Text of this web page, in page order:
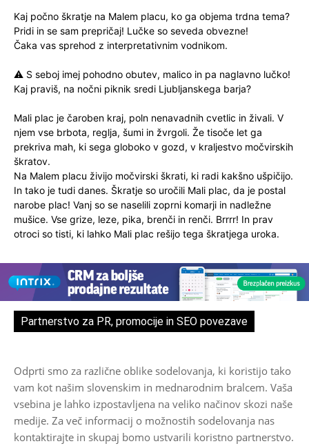
Kaj počno škratje na Malem placu, ko ga objema trdna tema?
Pridi in se sam prepričaj! Lučke so seveda obvezne!
Čaka vas sprehod z interpretativnim vodnikom.
⚠️ S seboj imej pohodno obutev, malico in pa naglavno lučko!
Kaj praviš, na nočni piknik sredi Ljubljanskega barja?
Mali plac je čaroben kraj, poln nenavadnih cvetlic in živali. V
njem vse brbota, reglja, šumi in žvrgoli. Že tisoče let ga
prekriva mah, ki sega globoko v gozd, v kraljestvo močvirskih
škratov.
Na Malem placu živijo močvirski škrati, ki radi kakšno ušpičijo.
In tako je tudi danes. Škratje so uročili Mali plac, da je postal
narobe plac! Vanj so se naselili zoprni komarji in nadležne
mušice. Vse grize, leze, pika, brenči in renči. Brrrr! In prav
otroci so tisti, ki lahko Mali plac rešijo tega škratjega uroka.
Partnerstvo za PR, promocije in SEO povezave
Odprti smo za različne oblike sodelovanja, ki koristijo tako
vam kot našim slovenskim in mednarodnim bralcem. Vaša
vsebina je lahko izpostavljena na veliko načinov skozi naše
medije. Za več informacij o možnostih sodelovanja nas
kontaktirajte in skupaj bomo ustvarili koristno partnerstvo.